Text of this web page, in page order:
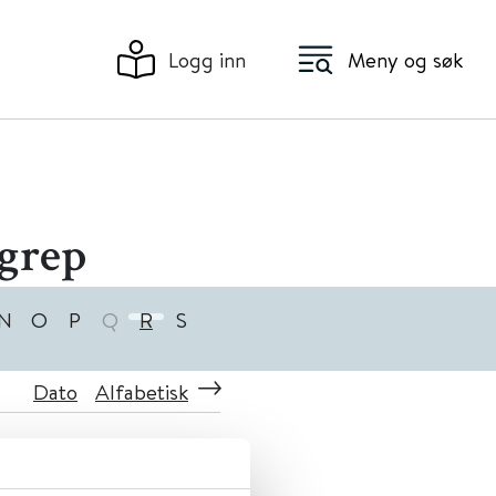
Logg inn Meny og søk
O P Q R S
Dato Alfabetisk